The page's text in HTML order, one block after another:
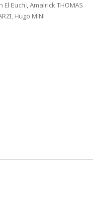
Euchi, Amalrick THOMAS
Hugo MINI